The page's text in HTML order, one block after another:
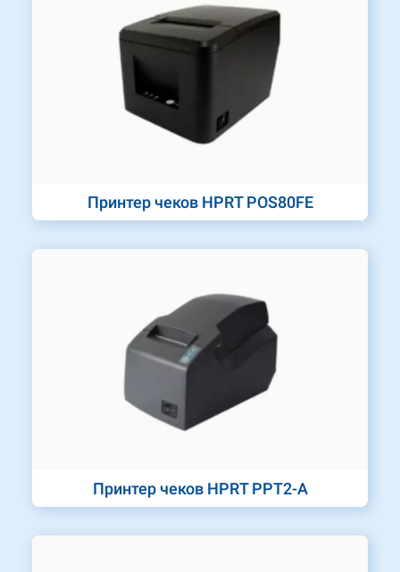
Принтер чеков HPRT POS80FE
Принтер чеков HPRT PPT2-A